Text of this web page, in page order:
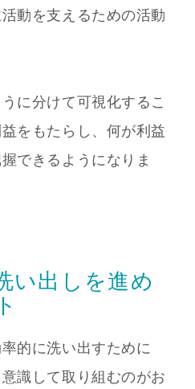
動を支えるための活動
に分けて可視化するこ
をもたらし、何が利益
できるようになりま
い出しを進め
的に洗い出すために
識して取り組むのがお